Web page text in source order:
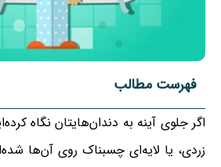
فهرست مطالب
اگر جلوی آینه به دندان‌هایتان نگاه
زردی، یا لایه‌ای چسبناک روی آن‌ها